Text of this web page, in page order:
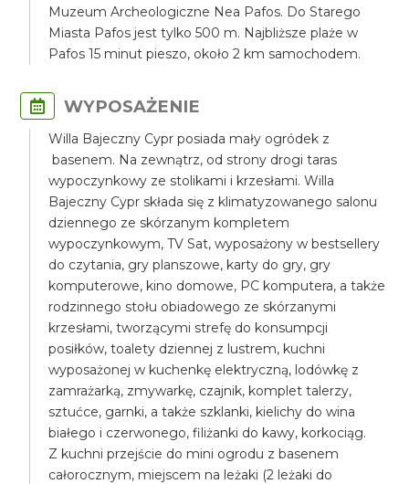
Muzeum Archeologiczne Nea Pafos. Do Starego
Miasta Pafos jest tylko 500 m. Najbliższe plaże w
Pafos 15 minut pieszo, około 2 km samochodem.
WYPOSAŻENIE
Willa Bajeczny Cypr posiada mały ogródek z
basenem. Na zewnątrz, od strony drogi taras
wypoczynkowy ze stolikami i krzesłami. Willa
Bajeczny Cypr składa się z klimatyzowanego salonu
dziennego ze skórzanym kompletem
wypoczynkowym, TV Sat, wyposażony w bestsellery
do czytania, gry planszowe, karty do gry, gry
komputerowe, kino domowe, PC komputera, a także
rodzinnego stołu obiadowego ze skórzanymi
krzesłami, tworzącymi strefę do konsumpcji
posiłków, toalety dziennej z lustrem, kuchni
wyposażonej w kuchenkę elektryczną, lodówkę z
zamrażarką, zmywarkę, czajnik, komplet talerzy,
sztućce, garnki, a także szklanki, kielichy do wina
białego i czerwonego, filiżanki do kawy, korkociąg.
Z kuchni przejście do mini ogrodu z basenem
całorocznym, miejscem na leżaki (2 leżaki do